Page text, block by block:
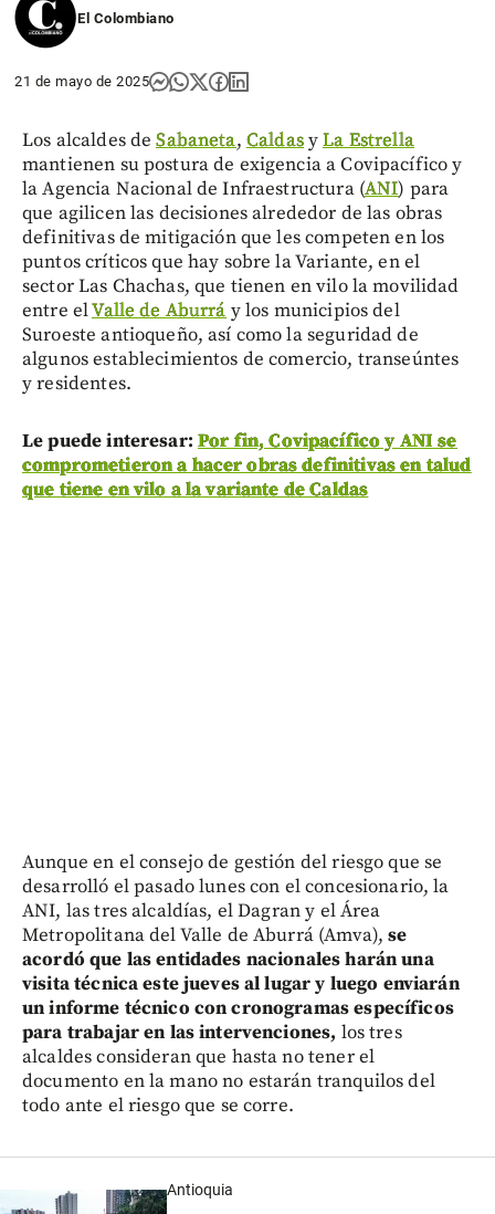
El Colombiano
21 de mayo de 2025
Los alcaldes deSabaneta, CaldasyLa Estrella
mantienen su postura de exigencia a Covipacífico y
la Agencia Nacional de Infraestructura (ANI) para
que agilicen las decisiones alrededor de las obras
definitivas de mitigación que les competen en los
puntos críticos que hay sobre la Variante, en el
sector Las Chachas, que tienen en vilo la movilidad
entre elValle de Aburrá y los municipios del
Suroeste antioqueño, así como la seguridad de
algunos establecimientos de comercio, transeúntes
y residentes.
Le puede interesar: Por fin, Covipacífico y ANI se
comprometieron a hacer obras definitivas en talud
que tiene en vilo a la variante de Caldas
Aunque en el consejo de gestión del riesgo que se
desarrolló el pasado lunes con el concesionario, la
ANI, las tres alcaldías, el Dagran y el Área
Metropolitana del Valle de Aburrá (Amva),se
acordó que las entidades nacionales harán una
visita técnica este jueves al lugar y luego enviarán
un informe técnico con cronogramas específicos
para trabajar en las intervenciones, los tres
alcaldes consideran que hasta no tener el
documento en la mano no estarán tranquilos del
todo ante el riesgo que se corre.
Antioquia